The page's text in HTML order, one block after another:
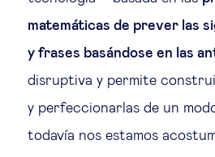
matemáticas de prever las
y frases basándose en las
disruptiva y permite
y perfeccionarlas de un
todavía nos estamos